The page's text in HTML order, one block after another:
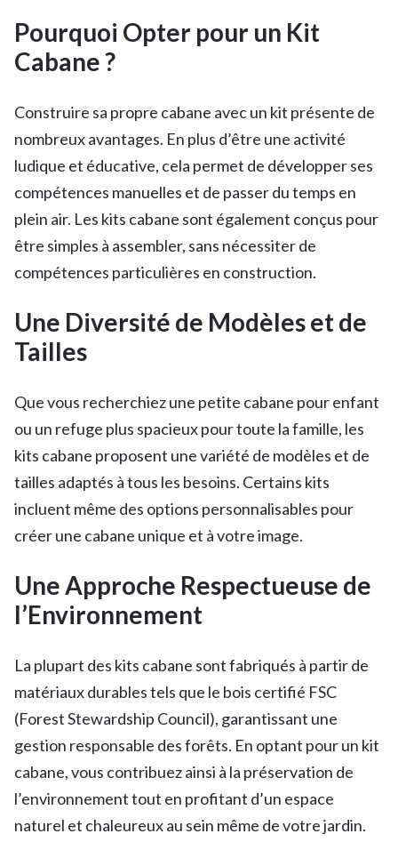
Pourquoi Opter pour un Kit
Cabane ?
Construire sa propre cabane avec un kit présente de
nombreux avantages. En plus d’être une activité
ludique et éducative, cela permet de développer ses
compétences manuelles et de passer du temps en
plein air. Les kits cabane sont également conçus pour
être simples à assembler, sans nécessiter de
compétences particulières en construction.
Une Diversité de Modèles et de
Tailles
Que vous recherchiez une petite cabane pour enfant
ou un refuge plus spacieux pour toute la famille, les
kits cabane proposent une variété de modèles et de
tailles adaptés à tous les besoins. Certains kits
incluent même des options personnalisables pour
créer une cabane unique et à votre image.
Une Approche Respectueuse de
l’Environnement
La plupart des kits cabane sont fabriqués à partir de
matériaux durables tels que le bois certifié FSC
(Forest Stewardship Council), garantissant une
gestion responsable des forêts. En optant pour un kit
cabane, vous contribuez ainsi à la préservation de
l’environnement tout en profitant d’un espace
naturel et chaleureux au sein même de votre jardin.